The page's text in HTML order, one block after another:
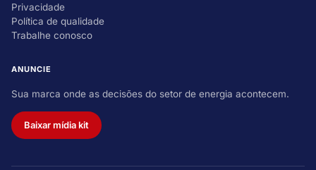
Privacidade
Política de qualidade
Trabalhe conosco
ANUNCIE
Sua marca onde as decisões do setor de energia acontecem.
Baixar mídia kit